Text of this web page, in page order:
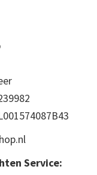
Service: